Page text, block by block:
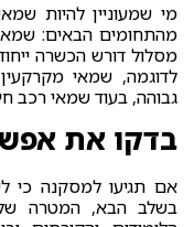
מי שמעוניין להיות
מהתחומים הבאים:
מסלול דורש הכשרה
לדוגמה, שמאי
גבוהה, בעוד שמאי רכב
בדקו את
אם תגיעו למסקנה כי
בשלב הבא, המטרה